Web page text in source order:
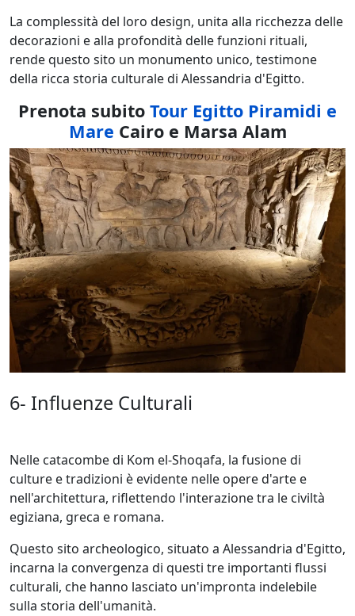
La complessità del loro design, unita alla ricchezza delle
decorazioni e alla profondità delle funzioni rituali,
rende questo sito un monumento unico, testimone
della ricca storia culturale di Alessandria d'Egitto.
Prenota subito Tour Egitto Piramidi e
Mare Cairo e Marsa Alam
6- Influenze Culturali
Nelle catacombe di Kom el-Shoqafa, la fusione di
culture e tradizioni è evidente nelle opere d'arte e
nell'architettura, riflettendo l'interazione tra le civiltà
egiziana, greca e romana.
Questo sito archeologico, situato a Alessandria d'Egitto,
incarna la convergenza di questi tre importanti flussi
culturali, che hanno lasciato un'impronta indelebile
sulla storia dell'umanità.